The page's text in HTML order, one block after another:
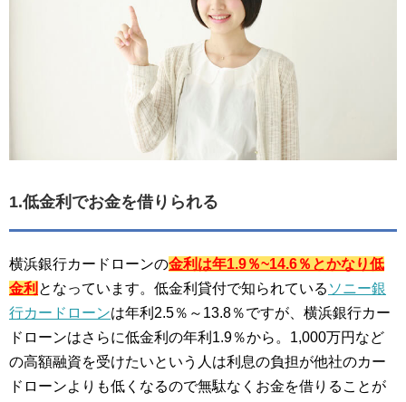
1.低金利でお金を借りられる
横浜銀行カードローンの金利は年1.9％~14.6％とかなり低
金利 となっています。低金利貸付で知られている ソニー銀
行カードローンは年利2.5％～13.8％ですが、横浜銀行カー
ドローンはさらに低金利の年利1.9％から。1,000万円など
の高額融資を受けたいという人は利息の負担が他社のカー
ドローンよりも低くなるので無駄なくお金を借りることが